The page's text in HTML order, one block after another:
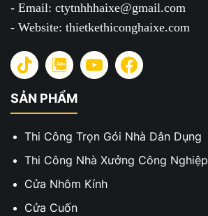
- Email: ctytnhhhaixe@gmail.com
- Website: thietkethiconghaixe.com
SẢN PHẨM
Thi Công Trọn Gói Nhà Dân Dụng
Thi Công Nhà Xưởng Công Nghiệp
Cửa Nhôm Kính
Cửa Cuốn